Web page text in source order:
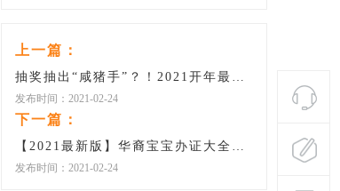
上一篇：
抽奖抽出“咸猪手”？！2021开年最大白嫖现场，动动手指抽Iphone！ ...
发布时间：2021-02-24
下一篇：
【2021最新版】华裔宝宝办证大全：健康卡、出生纸、福利金、护照、旅行证、签证 ... ...
发布时间：2021-02-24